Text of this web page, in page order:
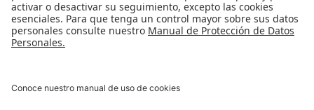
Protección de datos Personales
Transparencia y Acceso a Información Pública
Universidad de los Andes | Vigilada